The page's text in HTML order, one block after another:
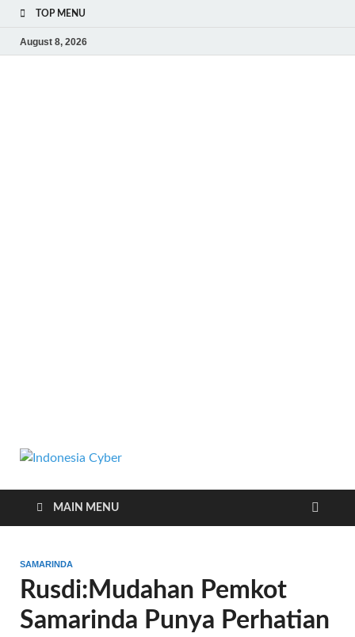
TOP MENU
August 8, 2026
Indonesia
Cyber
MAIN MENU
SAMARINDA
Rusdi:Mudahan Pemkot
Samarinda Punya Perhatian